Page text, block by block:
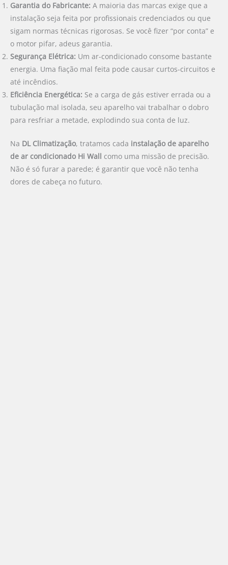
Garantia do Fabricante: A maioria das marcas exige que a
instalação seja feita por profissionais credenciados ou que
sigam normas técnicas rigorosas. Se você fizer “por conta” e
o motor pifar, adeus garantia.
Segurança Elétrica: Um ar-condicionado consome bastante
energia. Uma fiação mal feita pode causar curtos-circuitos e
até incêndios.
Eficiência Energética: Se a carga de gás estiver errada ou a
tubulação mal isolada, seu aparelho vai trabalhar o dobro
para resfriar a metade, explodindo sua conta de luz.
Na DL Climatização, tratamos cada instalação de aparelho
de ar condicionado Hi Wall como uma missão de precisão.
Não é só furar a parede; é garantir que você não tenha
dores de cabeça no futuro.